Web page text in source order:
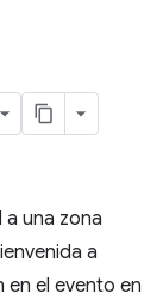
a una zona
a
el evento en